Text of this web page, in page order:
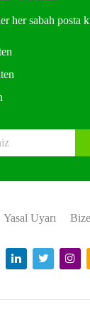
her sabah posta
Yasal Uyarı